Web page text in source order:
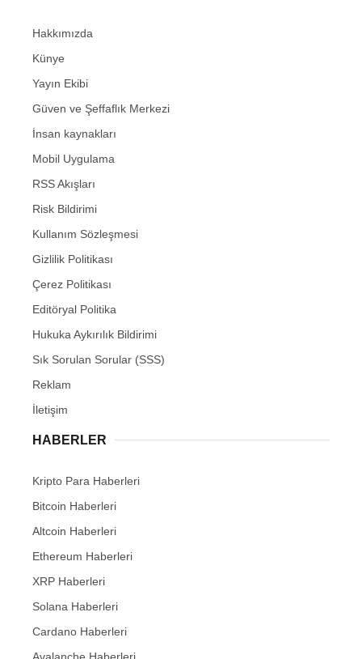
Hakkımızda
Künye
Yayın Ekibi
Güven ve Şeffaflık Merkezi
İnsan kaynakları
Mobil Uygulama
RSS Akışları
Risk Bildirimi
Kullanım Sözleşmesi
Gizlilik Politikası
Çerez Politikası
Editöryal Politika
Hukuka Aykırılık Bildirimi
Sık Sorulan Sorular (SSS)
Reklam
İletişim
HABERLER
Kripto Para Haberleri
Bitcoin Haberleri
Altcoin Haberleri
Ethereum Haberleri
XRP Haberleri
Solana Haberleri
Cardano Haberleri
Avalanche Haberleri